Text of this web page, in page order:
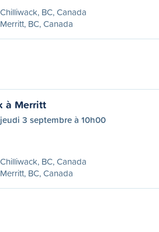
Chilliwack, BC, Canada
Merritt, BC, Canada
à Merritt
jeudi 3 septembre à 10h00
Chilliwack, BC, Canada
Merritt, BC, Canada